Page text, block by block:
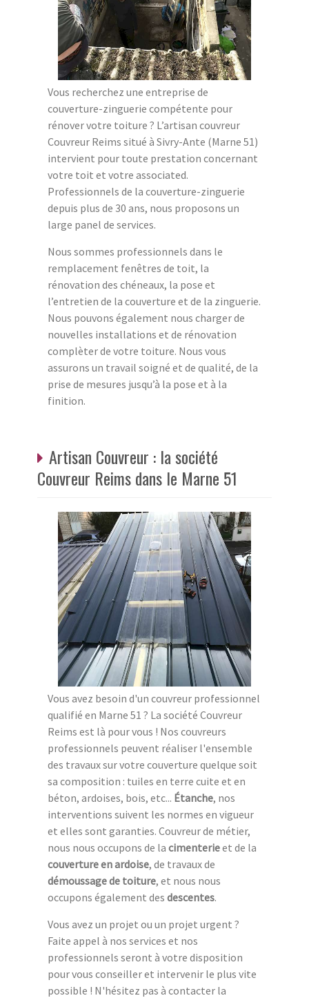
Vous recherchez une entreprise de
couverture-zinguerie compétente pour
rénover votre toiture ? L’artisan couvreur
Couvreur Reims situé à Sivry-Ante (Marne 51)
intervient pour toute prestation concernant
votre toit et votre associated.
Professionnels de la couverture-zinguerie
depuis plus de 30 ans, nous proposons un
large panel de services.
Nous sommes professionnels dans le
remplacement fenêtres de toit, la
rénovation des chéneaux, la pose et
l’entretien de la couverture et de la zinguerie.
Nous pouvons également nous charger de
nouvelles installations et de rénovation
complèter de votre toiture. Nous vous
assurons un travail soigné et de qualité, de la
prise de mesures jusqu’à la pose et à la
finition.
Artisan Couvreur : la société
Couvreur Reims dans le Marne 51
Vous avez besoin d'un couvreur professionnel
qualifié en Marne 51 ? La société Couvreur
Reims est là pour vous ! Nos couvreurs
professionnels peuvent réaliser l'ensemble
des travaux sur votre couverture quelque soit
sa composition : tuiles en terre cuite et en
béton, ardoises, bois, etc... Étanche, nos
interventions suivent les normes en vigueur
et elles sont garanties. Couvreur de métier,
nous nous occupons de la cimenterieet de la
couverture en ardoise, de travaux de
démoussage de toiture, et nous nous
occupons également des descentes.
Vous avez un projet ou un projet urgent ?
Faite appel à nos services et nos
professionnels seront à votre disposition
pour vous conseiller et intervenir le plus vite
possible ! N'hésitez pas à contacter la